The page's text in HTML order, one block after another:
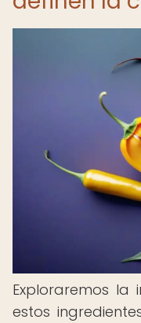
Exploraremos
estos